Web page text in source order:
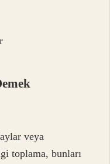
veya
toplama, bunları